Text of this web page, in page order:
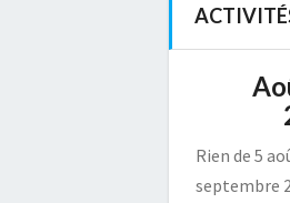
Rien de 5
septembre